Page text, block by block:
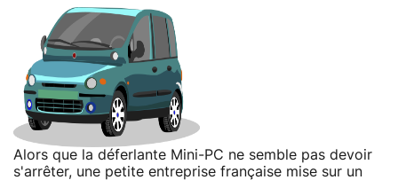
Alors que la déferlante Mini-PC ne semble pas devoir
s'arrêter, une petite entreprise française mise sur un